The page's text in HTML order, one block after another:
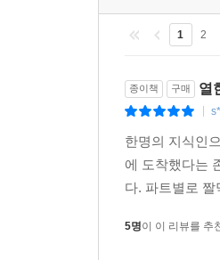
하지만 그것만으
필요하다. 그래야
될 수 있다.”
“도서관이 더 많고
작하려는 사람들
다. 도서관이 있다
한 고요와 책 냄새.”
1 2
종이책 구매 열
한명의 지식인
에 도착했다는
다. 파트별로
5명이 이 리뷰를 추